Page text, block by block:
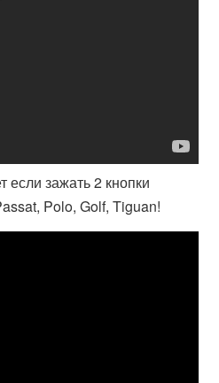
если зажать 2 кнопки
Polo, Golf, Tiguan!